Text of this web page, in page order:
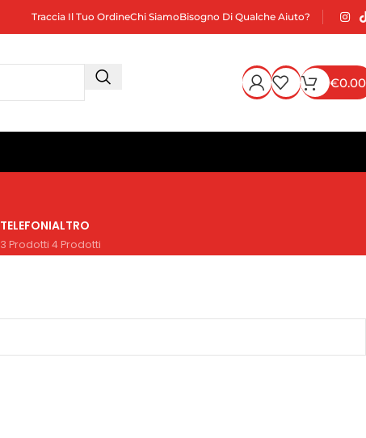
Traccia Il Tuo OrdineChi SiamoBisogno Di Qualche Aiuto?
€0.00
TELEFONI
3 Prodotti
ALTRO
4 Prodotti